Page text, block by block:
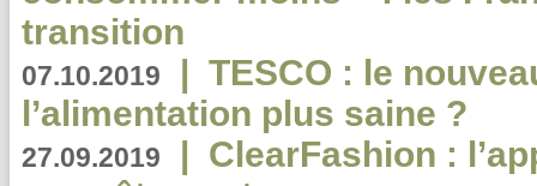
transition
07.10.2019 | TESCO : le
l’alimentation plus saine ?
27.09.2019 | ClearFashion :